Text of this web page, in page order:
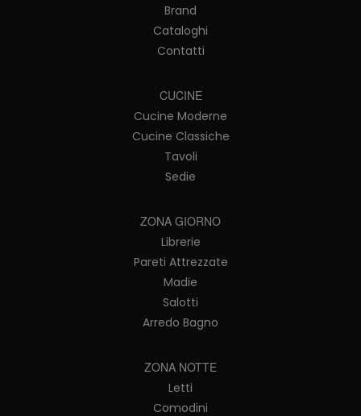
Brand
Cataloghi
Contatti
CUCINE
Cucine Moderne
Cucine Classiche
Tavoli
Sedie
ZONA GIORNO
Librerie
Pareti Attrezzate
Madie
Salotti
Arredo Bagno
ZONA NOTTE
Letti
Comodini